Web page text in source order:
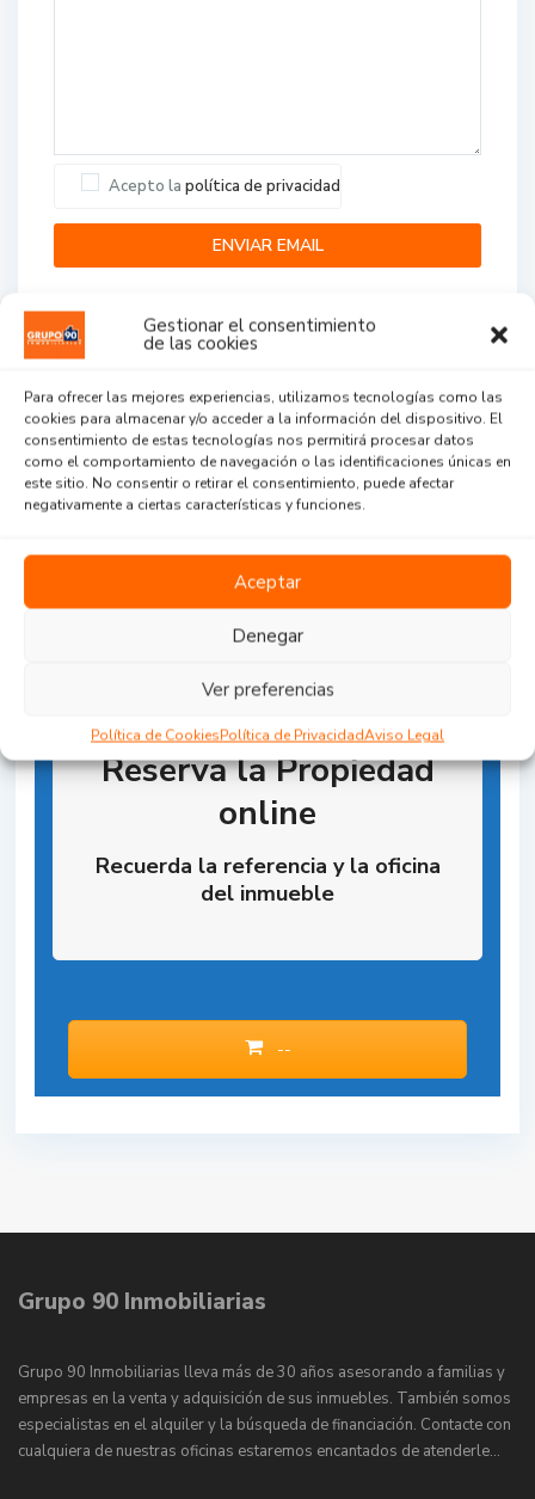
Gestionar el consentimiento
de las cookies
Para ofrecer las mejores experiencias, utilizamos tecnologías como las
cookies para almacenar y/o acceder a la información del dispositivo. El
consentimiento de estas tecnologías nos permitirá procesar datos
como el comportamiento de navegación o las identificaciones únicas en
este sitio. No consentir o retirar el consentimiento, puede afectar
negativamente a ciertas características y funciones.
Aceptar
Denegar
Ver preferencias
Política de CookiesPolítica de PrivacidadAviso Legal
Acepto la política de privacidad
Agent Reviews
...
Reserva la Propiedad
online
Recuerda la referencia y la oficina
del inmueble
--
Grupo 90 Inmobiliarias
Grupo 90 Inmobiliarias lleva más de 30 años asesorando a familias y
empresas en la venta y adquisición de sus inmuebles. También somos
especialistas en el alquiler y la búsqueda de financiación. Contacte con
cualquiera de nuestras oficinas estaremos encantados de atenderle…